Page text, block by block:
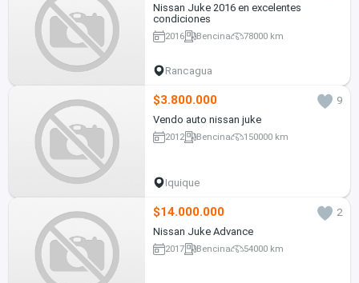
Nissan Juke 2016 en excelentes
condiciones
2016 Bencina 78000 km
Rancagua
$3.800.000
9
Vendo auto nissan juke
2012 Bencina 150000 km
Iquique
$14.000.000
2
Nissan Juke Advance
2017 Bencina 54000 km